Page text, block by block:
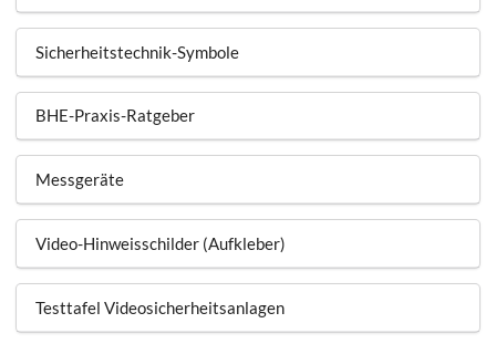
Sicherheitstechnik-Symbole
BHE-Praxis-Ratgeber
Messgeräte
Video-Hinweisschilder (Aufkleber)
Testtafel Videosicherheitsanlagen